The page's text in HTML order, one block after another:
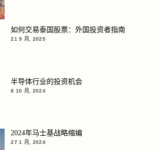
如何交易泰国股票：外国投资者指南
21 9 月, 2025
半导体行业的投资机会
8 10 月, 2024
2024年马士基战略缩编
27 1 月, 2024